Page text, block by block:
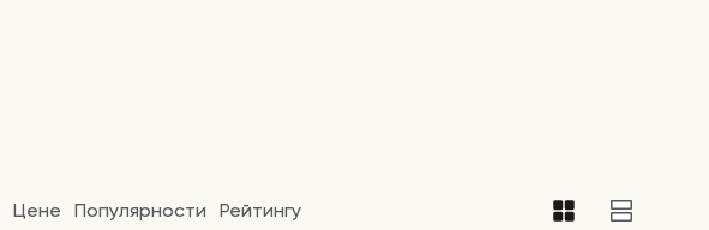
Цене Популярности Рейтингу